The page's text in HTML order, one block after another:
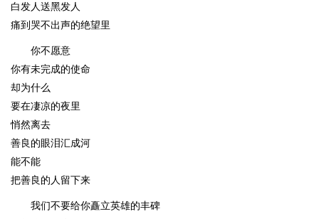
白发人送黑发人
痛到哭不出声的绝望里
你不愿意
你有未完成的使命
却为什么
要在凄凉的夜里
悄然离去
善良的眼泪汇成河
能不能
把善良的人留下来
我们不要给你矗立英雄的丰碑